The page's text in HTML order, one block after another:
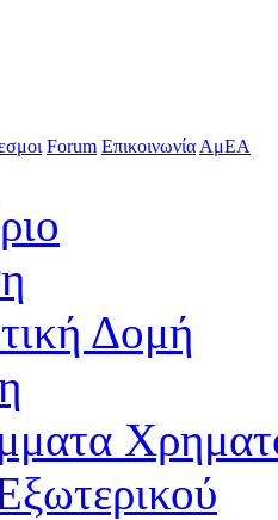
Forum Επικοινωνία ΑμΕΑ
Δομή